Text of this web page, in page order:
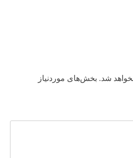
شد. بخش‌های موردنیاز